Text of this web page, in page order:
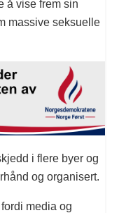
å vise frem sin
massive seksuelle
i flere byer og
og organisert.
media og